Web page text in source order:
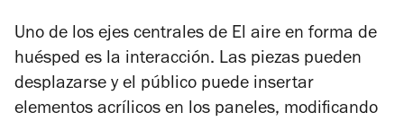
Uno de los ejes centrales de El aire en forma de
huésped es la interacción. Las piezas pueden
desplazarse y el público puede insertar
elementos acrílicos en los paneles, modificando